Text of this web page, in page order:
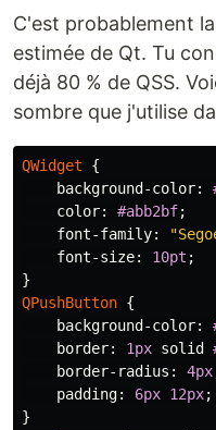
C'est probablement
estimée de Qt. Tu
déjà 80 % de QSS.
sombre que j'utilise
QWidget
{
background-color:
color: #abb2bf;
font-family:
font-size: 10pt ;
}
QPushButton {
background-color:
border: 1px solid
border-radius : 4px
padding: 6px 12px;
}